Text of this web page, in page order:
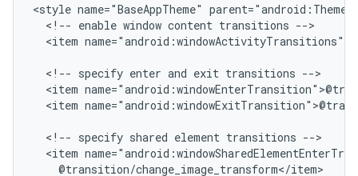
<style name="BaseAppTheme"
<!-- enable window content transitions
<item
<!-- specify enter and exit transitions
<item
<item
<!-- specify shared element transitions
<item